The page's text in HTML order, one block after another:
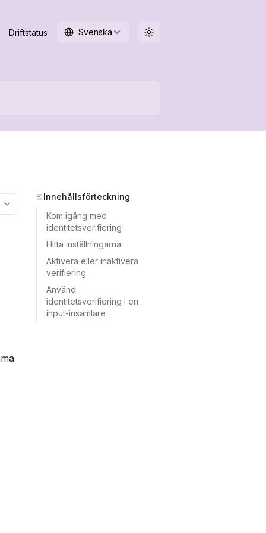
Driftstatus Svenska
More options
Innehållsförteckning
Kom igång med
identitetsverifiering
Hitta inställningarna
Aktivera eller inaktivera
verifiering
Använd
identitetsverifiering i en
input-insamlare